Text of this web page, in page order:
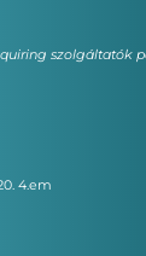
szolgáltatók
4.em